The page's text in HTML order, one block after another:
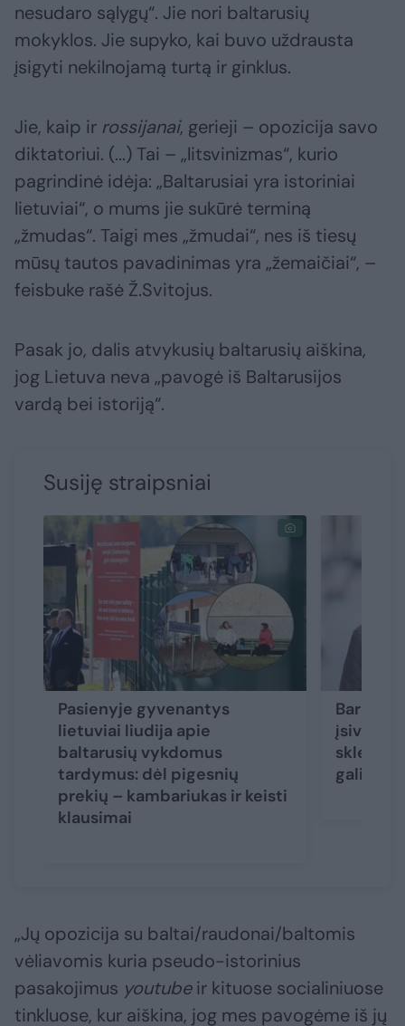
nesudaro sąlygų“. Jie nori baltarusių
mokyklos. Jie supyko, kai buvo uždrausta
įsigyti nekilnojamą turtą ir ginklus.
Jie, kaip ir rossijanai, gerieji – opozicija savo
diktatoriui. (...) Tai – „litsvinizmas“, kurio
pagrindinė idėja: „Baltarusiai yra istoriniai
lietuviai“, o mums jie sukūrė terminą
„žmudas“. Taigi mes „žmudai“, nes iš tiesų
mūsų tautos pavadinimas yra „žemaičiai“, –
feisbuke rašė Ž.Svitojus.
Pasak jo, dalis atvykusių baltarusių aiškina,
jog Lietuva neva „pavogė iš Baltarusijos
vardą bei istoriją“.
Susiję straipsniai
Pasienyje gyvenantys
lietuviai liudija apie
baltarusių vykdomus
tardymus: dėl pigesnių
prekių – kambariukas ir keisti
klausimai
Bare su
įsivėlęs
skleidė
„Jų opozicija su baltai/raudonai/baltomis
vėliavomis kuria pseudo-istorinius
pasakojimus youtubeir kituose socialiniuose
tinkluose, kur aiškina, jog mes pavogėme iš jų